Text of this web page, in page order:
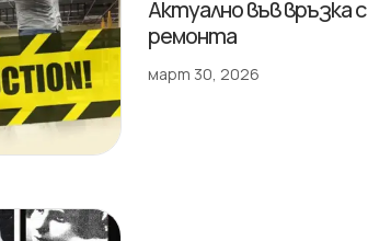
Актуално във връзка с
ремонта
март 30, 2026